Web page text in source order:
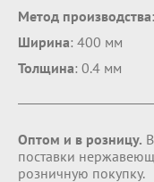
Метод производства
Ширина: 400 мм
Толщина: 0.4 мм
Оптом и в розницу.
поставки
розничную покупку.